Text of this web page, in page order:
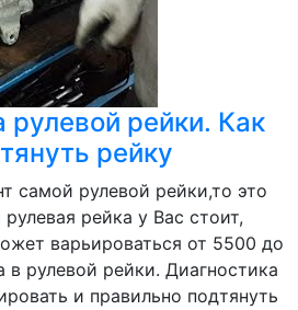
рейки. Как
рейку
самой рулевой рейки,то это
рейка у Вас стоит,
варьироваться от 5500 до
рулевой рейки. Диагностика
и правильно подтянуть